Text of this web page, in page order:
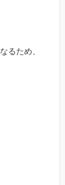
るため、